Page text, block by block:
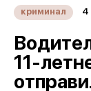
криминал 4
11-